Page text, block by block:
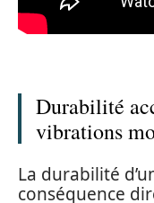
Durabilité
vibrations
La durabilité
conséquence